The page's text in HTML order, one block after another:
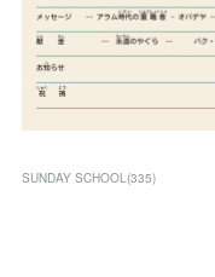
SUNDAY SCHOOL(335)